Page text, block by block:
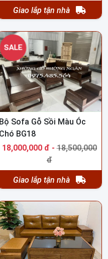
Giao lắp tận nhà
SALE
Bộ Sofa Gỗ Sồi Màu Óc
Chó BG18
18,000,000 đ -18,500,000
đ
Giao lắp tận nhà